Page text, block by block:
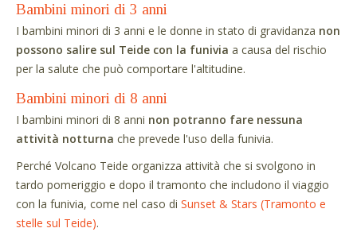
Bambini minori di 3 anni
I bambini minori di 3 anni e le donne in stato di gravidanza non
possono salire sul Teide con la funivia a causa del rischio
per la salute che può comportare l'altitudine.
Bambini minori di 8 anni
I bambini minori di 8 anni non potranno fare nessuna
attività notturna che prevede l'uso della funivia.
Perché Volcano Teide organizza attività che si svolgono in
tardo pomeriggio e dopo il tramonto che includono il viaggio
con la funivia, come nel caso di Sunset & Stars (Tramonto e
stelle sul Teide).